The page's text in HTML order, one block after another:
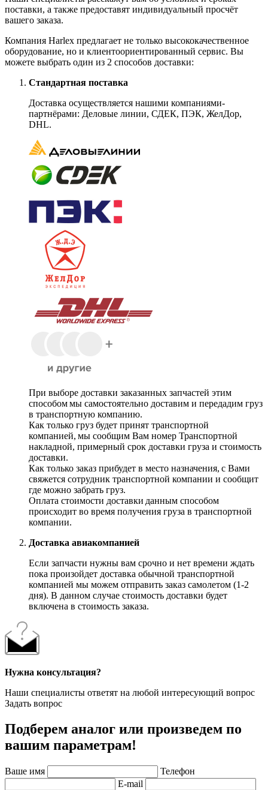
поставки, а также предоставят индивидуальный просчёт
вашего заказа.
Компания Harlex предлагает не только высококачественное
оборудование, но и клиентоориентированный сервис. Вы
можете выбрать один из 2 способов доставки:
Стандартная поставка
Доставка осуществляется нашими компаниями-
партнёрами: Деловые линии, СДЕК, ПЭК, ЖелДор,
DHL.
При выборе доставки заказанных запчастей этим
способом мы самостоятельно доставим и передадим груз
в транспортную компанию.
Как только груз будет принят транспортной
компанией, мы сообщим Вам номер Транспортной
накладной, примерный срок доставки груза и стоимость
доставки.
Как только заказ прибудет в место назначения, с Вами
свяжется сотрудник транспортной компании и сообщит
где можно забрать груз.
Оплата стоимости доставки данным способом
происходит во время получения груза в транспортной
компании.
Доставка авиакомпанией
Если запчасти нужны вам срочно и нет времени ждать
пока произойдет доставка обычной транспортной
компанией мы можем отправить заказ самолетом (1-2
дня). В данном случае стоимость доставки будет
включена в стоимость заказа.
Нужна консультация?
Наши специалисты ответят на любой интересующий вопрос
Задать вопрос
Подберем аналог или произведем по
вашим параметрам!
Ваше имя
Телефон
E-mail